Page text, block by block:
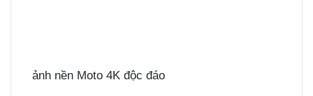
ảnh nền Moto 4K độc đáo